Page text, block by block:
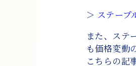
＞ ステープ
また、ステ
も価格変動
こちらの記